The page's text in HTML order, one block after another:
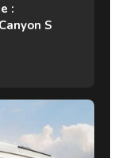
:
S